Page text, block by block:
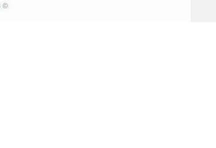
©